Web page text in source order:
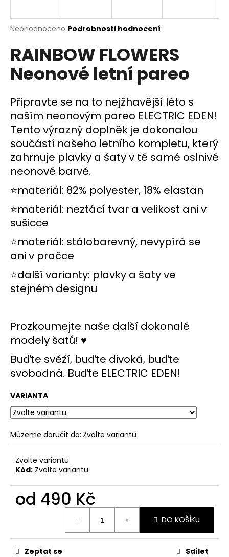
Průměrné
produktu
je
0,0
hvězdiček.
Neohodnoceno Podrobnosti hodnocení
RAINBOW FLOWERS
Neonové letní pareo
Připravte se na to nejžhavější léto s
naším neonovým pareo ELECTRIC EDEN!
Tento výrazný doplněk je dokonalou
součástí našeho letního kompletu, který
zahrnuje plavky a šaty v té samé oslnivé
neonové barvě.
⭐materiál: 82% polyester, 18% elastan
⭐materiál: neztácí tvar a velikost ani v
sušicce
⭐materiál: stálobarevný, nevypírá se
ani v pračce
⭐další varianty: plavky a šatyve
stejném designu
Prozkoumejte naše další dokonalé
modely šatů! ♥
Buďte svěží, buďte divoká, buďte
svobodná. Buďte ELECTRIC EDEN!
VARIANTA
Můžeme doručit do: Zvolte variantu
Zvolte variantu
Kód: Zvolte variantu
od 490 Kč
DO KOŠÍKU
Zeptat se Sdílet
j
t
?
HLEDAT
D
o
p
o
r
u
č
u
j
m
e